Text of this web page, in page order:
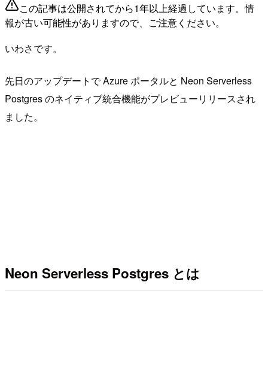
この記事は公開されてから1年以上経過しています。情
報が古い可能性がありますので、ご注意ください。
いわさです。
先日のアップデートで Azure ポータルと Neon Serverless
Postgres のネイティブ統合機能がプレビューリリースされ
ました。
Neon Serverless Postgres とは